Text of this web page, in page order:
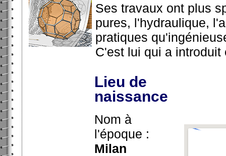
Ses travaux ont plus
pures, l'hydraulique,
pratiques
C'est lui qui a
Lieu de
naissance
Nom à
l'époque :
Milan